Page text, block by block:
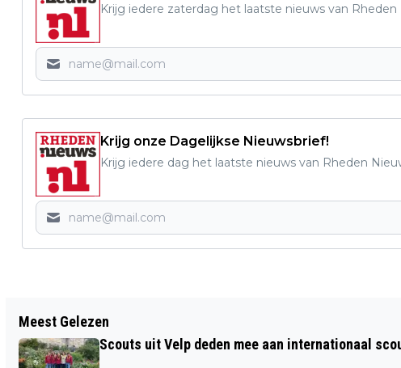
Krijg iedere zaterdag het laatste nieuws van Rheden
Krijg onze Dagelijkse Nieuwsbrief!
Krijg iedere dag het laatste nieuws van Rheden
SPORTBEDRIJF RHEDEN TELT AF NAAR
GIRO D’ITALIA
Meest Gelezen
Scouts uit Velp deden mee aan internationaal